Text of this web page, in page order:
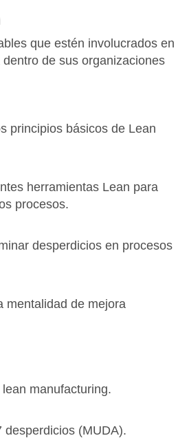
que estén involucrados en
de sus organizaciones
principios básicos de Lean
herramientas Lean para
procesos.
desperdicios en procesos
mentalidad de mejora
manufacturing.
desperdicios (MUDA).